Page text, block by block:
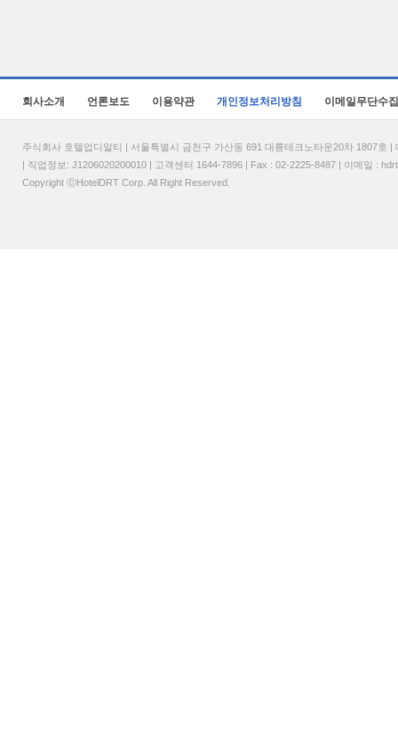
회사소개 언론보도 이용약관 개인정보처리방침 이메일무단수
주식회사 호텔업디알티 | 서울특별시 금천구 가산동 691 대륭테크노타운20차 1807
| 직업정보: J1206020200010 | 고객센터 1644-7896 | Fax : 02-2225-8487 | 이메일 :
Copyright ⓒHotelDRT Corp. All Right Reserved.